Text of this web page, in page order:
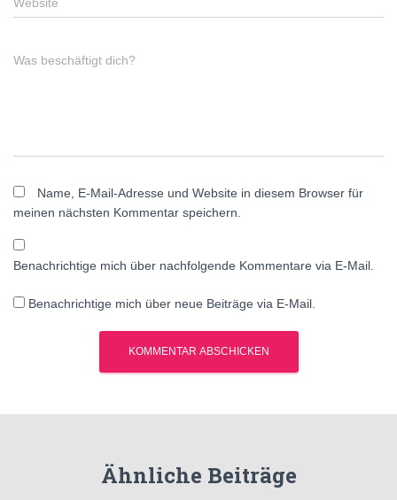
Was beschäftigt dich?
Name, E-Mail-Adresse und Website in diesem Browser für
meinen nächsten Kommentar speichern.
Benachrichtige mich über nachfolgende Kommentare via E-Mail.
Benachrichtige mich über neue Beiträge via E-Mail.
Ähnliche Beiträge